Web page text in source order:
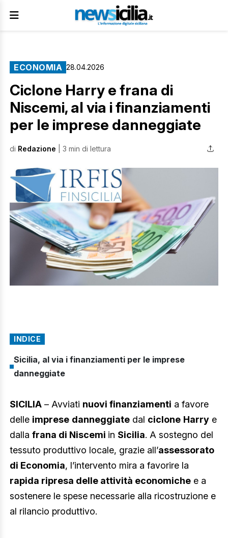
ECONOMIA 28.04.2026
Ciclone Harry e frana di
Niscemi, al via i finanziamenti
per le imprese danneggiate
di Redazione | 3 min di lettura
INDICE
Sicilia, al via i finanziamenti per le imprese
danneggiate
SICILIA – Avviati nuovi finanziamenti a favore
delle imprese danneggiate dal ciclone Harry e
dalla frana di Niscemi in Sicilia. A sostegno del
tessuto produttivo locale, grazie all’assessorato
di Economia, l’intervento mira a favorire la
rapida ripresa delle attività economiche e a
sostenere le spese necessarie alla ricostruzione e
al rilancio produttivo.